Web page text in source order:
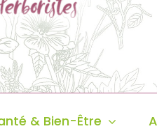
& Bien-Être